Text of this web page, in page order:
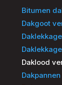
Bitumen
Dakgoot
Daklood